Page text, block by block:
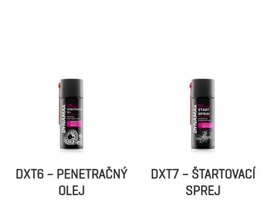
DXT6 – PENETRAČNÝ
OLEJ
DXT7 – ŠTARTOVACÍ
SPREJ